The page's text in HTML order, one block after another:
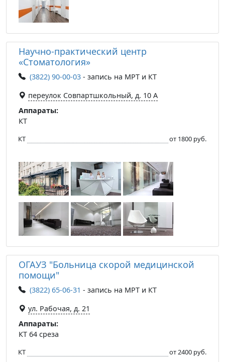
Научно-практический центр
«Стоматология»
(3822) 90-00-03 - запись на МРТ и КТ
переулок Совпартшкольный, д. 10 А
Аппараты:
КТ
КТ от 1800 руб.
ОГАУЗ "Больница скорой медицинской
помощи"
(3822) 65-06-31 - запись на МРТ и КТ
ул. Рабочая, д. 21
Аппараты:
КТ 64 среза
КТ от 2400 руб.